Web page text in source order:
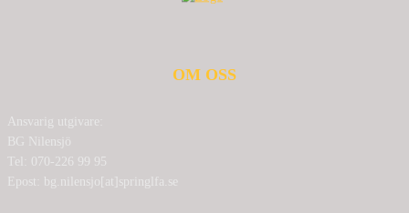
OM OSS
Ansvarig utgivare:
BG Nilensjö
Tel: 070-226 99 95
Epost: bg.nilensjo[at]springlfa.se